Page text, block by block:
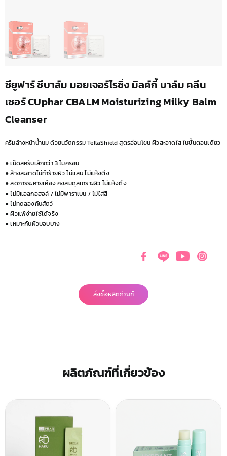
ซียูฟาร์ ซีบาล์ม มอยเจอร์ไรซิ่ง มิลค์กี้ บาล์ม คลีน
เซอร์ CUphar CBALM Moisturizing Milky Balm
Cleanser
ครีมล้างหน้าน้ำนม ด้วยนวัตกรรม TellaShield สูตรอ่อนโยน ผิวสะอาดใส ในขั้นตอนเดียว
● เม็ดสครับเล็กกว่า 3 ไมครอน
● ล้างสะอาดไม่ทำร้ายผิว ไม่แสบ ไม่แห้งตึง
● ลดการระคายเคือง คงสมดุลเกราะผิว ไม่แห้งตึง
● ไม่มีแอลกอฮอล์ / ไม่มีพาราเบน / ไม่ใส่สี
● ไม่ทดลองกับสัตว์
● ผิวแพ้ง่ายใช้ได้จริง
● เหมาะกับผิวบอบบาง
สั่งซื้อผลิตภัณฑ์
ผลิตภัณฑ์ที่เกี่ยวข้อง